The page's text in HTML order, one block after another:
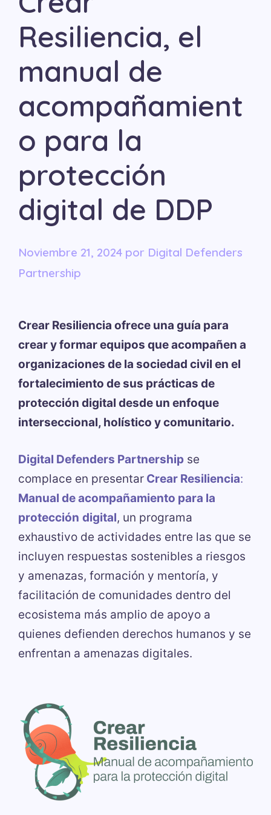
Resiliencia, el
manual de
acompañamient
o para la
protección
digital de DDP
noviembre 21, 2024 por Digital Defenders
Partnership
Crear Resiliencia ofrece una guía para
crear y formar equipos que acompañen a
organizaciones de la sociedad civil en el
fortalecimiento de sus prácticas de
protección digital desde un enfoque
interseccional, holístico y comunitario.
Digital Defenders Partnership se
complace en presentar Crear Resiliencia:
Manual de acompañamiento para la
protección digital, un programa
exhaustivo de actividades entre las que se
incluyen respuestas sostenibles a riesgos
y amenazas, formación y mentoría, y
facilitación de comunidades dentro del
ecosistema más amplio de apoyo a
quienes defienden derechos humanos y se
enfrentan a amenazas digitales.